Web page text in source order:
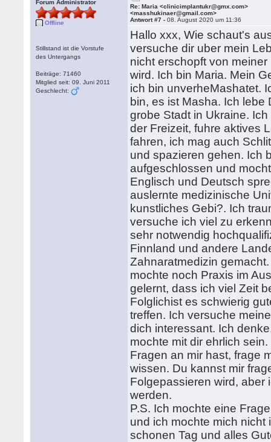
Forum Administrator
Offline
Stillstand ist die Vorstufe
des Untergangs
Beiträge: 71460
Mitglied seit: 09. Juni 2011
Geschlecht:
Re: Maria <clinicimplantukr@gmx.com>
<masshukinaer@gmail.com>
Antwort #7 -08. August 2020 um 11:36
Hallo xxx, Wie schaut's
versuche dir uber mein
nicht erschopft von
wird. Ich bin Maria. Mein
ich bin unverheMashatet.
bin, es ist Masha. Ich
grobe Stadt in Ukraine.
der Freizeit, fuhre aktives
fahren, ich mag auch
und spazieren gehen. Ich
aufgeschlossen und
Englisch und Deutsch
auslernte medizinische
kunstliches Gebi?. Ich
versuche ich viel zu
sehr notwendig
Finnland und andere
Zahnaratmedizin
mochte noch Praxis im
gelernt, dass ich viel Zeit
Folglichist es schwierig
treffen. Ich versuche
dich interessant. Ich
mochte mit dir ehrlich
Fragen an mir hast, frage
wissen. Du kannst mir
Folgepassieren wird, aber
werden.
P.S. Ich mochte eine
und ich mochte mich
schonen Tag und alles